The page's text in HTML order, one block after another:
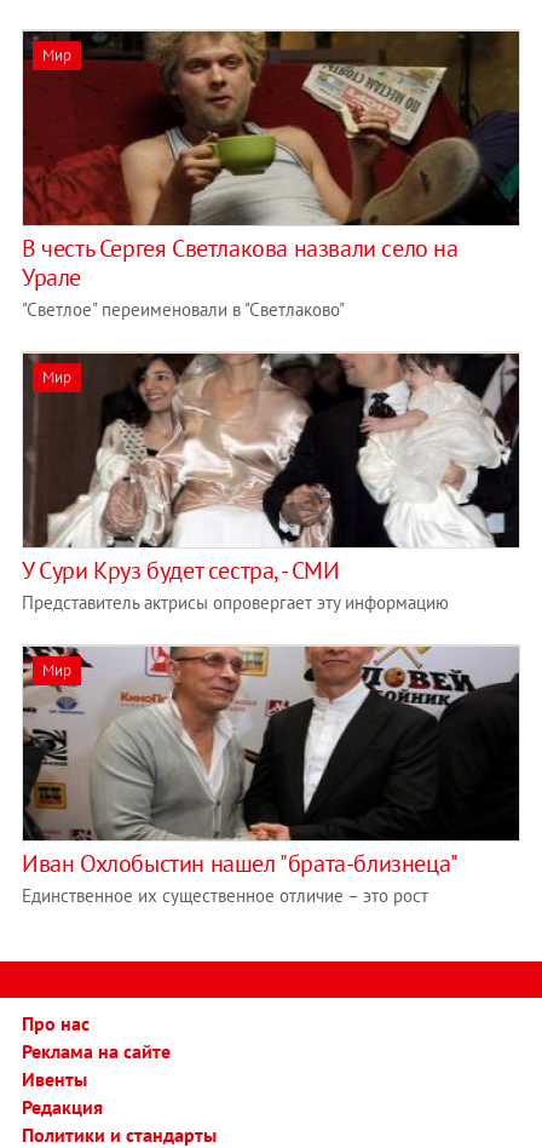
Мир
В честь Сергея Светлакова назвали село на
Урале
"Светлое" переименовали в "Светлаково"
Мир
У Сури Круз будет сестра, - СМИ
Представитель актрисы опровергает эту информацию
Мир
Иван Охлобыстин нашел "брата-близнеца"
Единственное их существенное отличие – это рост
Про нас
Реклама на сайте
Ивенты
Редакция
Политики и стандарты